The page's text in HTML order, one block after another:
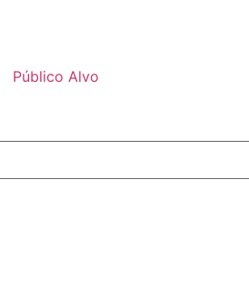
Público Alvo